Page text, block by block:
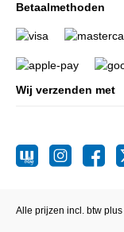
Betaalmethoden
Wij verzenden met
Alle prijzen incl. btw plus